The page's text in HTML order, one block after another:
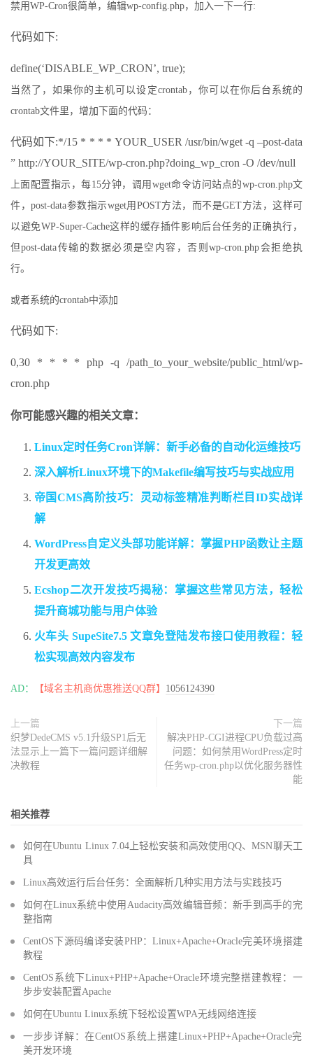
禁用WP-Cron很简单，编辑wp-config.php，加入一下一行:
代码如下:
define(‘DISABLE_WP_CRON’, true);
当然了，如果你的主机可以设定crontab，你可以在你后台系统的
crontab文件里，增加下面的代码：
代码如下:*/15 * * * * YOUR_USER /usr/bin/wget -q –post-data
” http://YOUR_SITE/wp-cron.php?doing_wp_cron -O /dev/null
上面配置指示，每15分钟，调用wget命令访问站点的wp-cron.php文
件，post-data参数指示wget用POST方法，而不是GET方法，这样可
以避免WP-Super-Cache这样的缓存插件影响后台任务的正确执行，
但post-data传输的数据必须是空内容，否则wp-cron.php会拒绝执
行。
或者系统的crontab中添加
代码如下:
0,30 * * * * php -q /path_to_your_website/public_html/wp-
cron.php
你可能感兴趣的相关文章：
Linux定时任务Cron详解：新手必备的自动化运维技巧
深入解析Linux环境下的Makefile编写技巧与实战应用
帝国CMS高阶技巧：灵动标签精准判断栏目ID实战详
解
WordPress自定义头部功能详解：掌握PHP函数让主题
开发更高效
Ecshop二次开发技巧揭秘：掌握这些常见方法，轻松
提升商城功能与用户体验
火车头 SupeSite7.5 文章免登陆发布接口使用教程：轻
松实现高效内容发布
AD： 【域名主机商优惠推送QQ群】 1056124390
上一篇
织梦DedeCMS v5.1升级SP1后无
法显示上一篇下一篇问题详细解
决教程
下一篇
解决PHP-CGI进程CPU负载过高
问题：如何禁用WordPress定时
任务wp-cron.php以优化服务器性
能
相关推荐
如何在Ubuntu Linux 7.04上轻松安装和高效使用QQ、MSN聊天工
具
Linux高效运行后台任务：全面解析几种实用方法与实践技巧
如何在Linux系统中使用Audacity高效编辑音频：新手到高手的完
整指南
CentOS下源码编译安装PHP：Linux+Apache+Oracle完美环境搭建
教程
CentOS系统下Linux+PHP+Apache+Oracle环境完整搭建教程：一
步步安装配置Apache
如何在Ubuntu Linux系统下轻松设置WPA无线网络连接
一步步详解：在CentOS系统上搭建Linux+PHP+Apache+Oracle完
美开发环境